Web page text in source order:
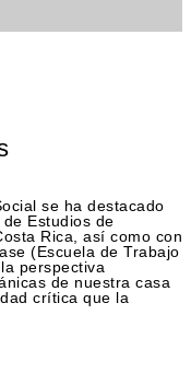
se ha destacado
Estudios de
Rica, así como con
(Escuela de Trabajo
perspectiva
de nuestra casa
crítica que la